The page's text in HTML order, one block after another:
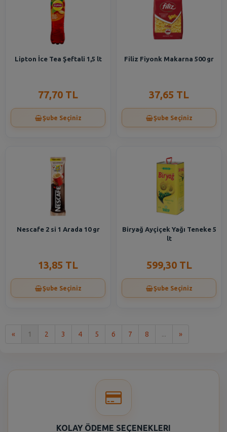
Lipton İce Tea Şeftali 1,5 lt
77,70 TL
Şube Seçiniz
Filiz Fiyonk Makarna 500 gr
37,65 TL
Şube Seçiniz
Nescafe 2 si 1 Arada 10 gr
13,85 TL
Şube Seçiniz
Biryağ Ayçiçek Yağı Teneke 5
lt
599,30 TL
Şube Seçiniz
« 1 2 3 4 5 6 7 8 ... »Son
KOLAY ÖDEME SEÇENEKLERI